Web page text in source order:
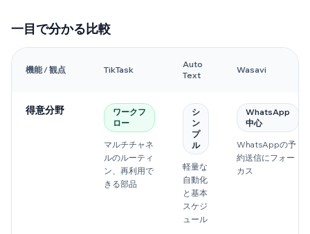
一目で分かる比較
機能 / 観点 TikTask
Auto
Text
Wasavi
得意分野
ワークフ
ロー
マルチチャネ
ルのルーティ
ン、再利用で
きる部品
シ
ン
プ
ル
軽量な
自動化
と基本
スケジ
ュール
WhatsApp
中心
WhatsAppの予
約送信にフォー
カス